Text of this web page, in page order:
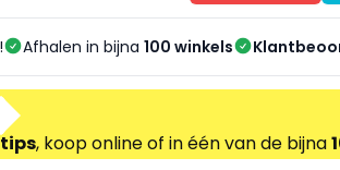
Afhalen in bijna 100 winkels
, koop online of in één van de bijna